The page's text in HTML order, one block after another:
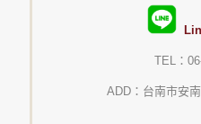
TEL：
ADD：台南市安